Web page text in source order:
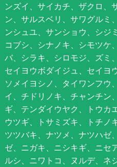
ンズイ、サイカチ、ザクロ、
ン、サルスベリ、サワグルミ
ンシュユ、サンショウ、シジ
コブシ、シナノキ、シモツケ
バ、シラキ、シロモジ、ズミ
セイヨウボダイジュ、セイヨ
ソメイヨシノ、タイワンフウ
イ、チドリノキ、チャンチン
ギ、テンダイウヤク、トウカ
ウツギ、トサミズキ、トチノ
ツツバキ、ナツメ、ナツハゼ
ゼ、ニガキ、ニシキギ、ニセ
ルシ、ニワトコ、ヌルデ、ネ